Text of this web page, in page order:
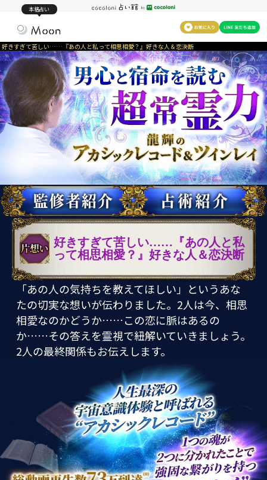
本格占い
好きすぎて苦しい……『あの人と私って相思相愛？』好きな人＆恋決断
好きすぎて苦しい……『あの人と私
って相思相愛？』好きな人＆恋決断
「あの人の気持ちを教えてほしい」というあな
たの切実な想いが伝わりました。2人は今、相思
相愛なのかどうか……この恋に脈はあるの
か……その答えを霊視で紐解いていきましょう。
2人の最終関係もお伝えします。